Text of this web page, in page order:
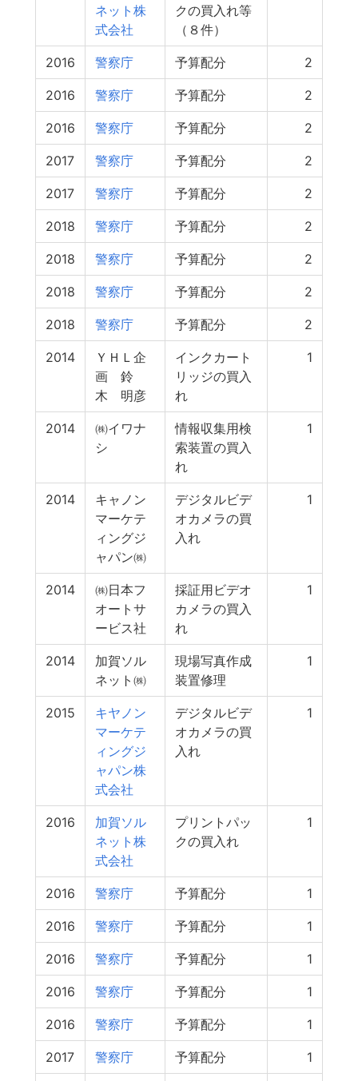
ネット株
式会社
クの買入れ等
（８件）
2016 警察庁 予算配分 2
2016 警察庁 予算配分 2
2016 警察庁 予算配分 2
2017 警察庁 予算配分 2
2017 警察庁 予算配分 2
2018 警察庁 予算配分 2
2018 警察庁 予算配分 2
2018 警察庁 予算配分 2
2018 警察庁 予算配分 2
2014
ＹＨＬ企
画 鈴
木 明彦
インクカート
リッジの買入
れ
1
2014
㈱イワナ
シ
情報収集用検
索装置の買入
れ
1
2014
キャノン
マーケテ
ィングジ
ャパン㈱
デジタルビデ
オカメラの買
入れ
1
2014
㈱日本フ
オートサ
ービス社
採証用ビデオ
カメラの買入
れ
1
2014
加賀ソル
ネット㈱
現場写真作成
装置修理
1
2015
キヤノン
マーケテ
ィングジ
ャパン株
式会社
デジタルビデ
オカメラの買
入れ
1
2016
加賀ソル
ネット株
式会社
プリントパッ
クの買入れ
1
2016 警察庁 予算配分 1
2016 警察庁 予算配分 1
2016 警察庁 予算配分 1
2016 警察庁 予算配分 1
2016 警察庁 予算配分 1
2017 警察庁 予算配分 1